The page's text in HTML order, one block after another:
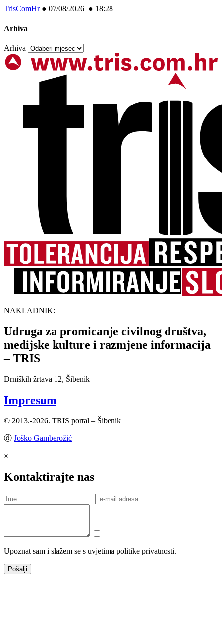
TrisComHr● 07/08/2026 ● 18:28
Arhiva
Arhiva
NAKLADNIK:
Udruga za promicanje civilnog društva,
medijske kulture i razmjene informacija
– TRIS
Drniških žrtava 12, Šibenik
Impresum
© 2013.-2026. TRIS portal – Šibenik
ⓓ Joško Gamberožić
×
Kontaktirajte nas
Upoznat sam i slažem se s uvjetima politike privatnosti.
Pošalji